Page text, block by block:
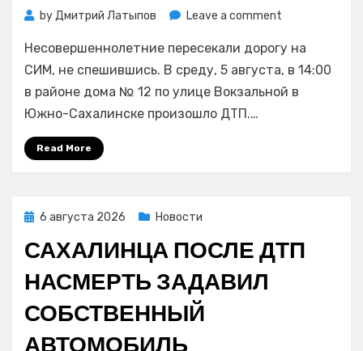
byДмитрий Латыпов Leave a comment
колеса
машины
попали
Несовершеннолетние пересекали дорогу на
СИМ, не спешившись. В среду, 5 августа, в 14:00
в районе дома № 12 по улице Вокзальной в
Южно-Сахалинске произошло ДТП.…
Read More
Posted
6 августа 2026 Новости
САХАЛИНЦА ПОСЛЕ ДТП
НАСМЕРТЬ ЗАДАВИЛ
СОБСТВЕННЫЙ